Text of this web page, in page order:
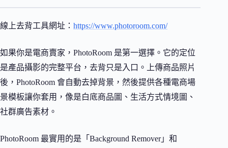
線上去背工具網址： https://www.photoroom.com/
如果你是電商賣家，PhotoRoom 是第一選擇。它的定位
是產品攝影的完整平台，去背只是入口。上傳商品照片
後，PhotoRoom 會自動去掉背景，然後提供各種電商場
景模板讓你套用，像是白底商品圖、生活方式情境圖、
社群廣告素材。
PhotoRoom 最實用的是「Background Remover」和